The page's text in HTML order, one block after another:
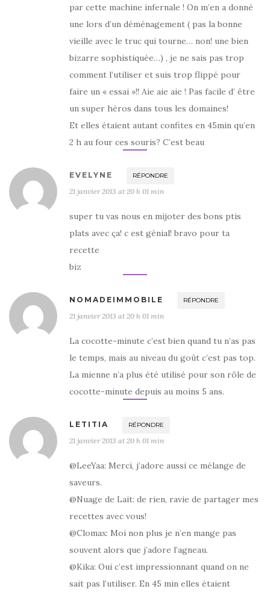
par cette machine infernale ! On m’en a donné
une lors d’un déménagement ( pas la bonne
vieille avec le truc qui tourne… non! une bien
bizarre sophistiquée…) , je ne sais pas trop
comment l’utiliser et suis trop flippé pour
faire un « essai »!! Aie aie aie ! Pas facile d’ être
un super héros dans tous les domaines!
Et elles étaient autant confites en 45min qu’en
2 h au four ces souris? C’est beau
EVELYNE RÉPONDRE
21 janvier 2013 at 20 h 01 min
super tu vas nous en mijoter des bons ptis
plats avec ça! c est génial! bravo pour ta
recette
biz
NOMADEIMMOBILE RÉPONDRE
21 janvier 2013 at 20 h 01 min
La cocotte-minute c’est bien quand tu n’as pas
le temps, mais au niveau du goût c’est pas top.
La mienne n’a plus été utilisé pour son rôle de
cocotte-minute depuis au moins 5 ans.
LETITIA RÉPONDRE
21 janvier 2013 at 20 h 01 min
@LeeYaa: Merci, j’adore aussi ce mélange de
saveurs.
@Nuage de Lait: de rien, ravie de partager mes
recettes avec vous!
@Clomax: Moi non plus je n’en mange pas
souvent alors que j’adore l’agneau.
@Kika: Oui c’est impressionnant quand on ne
sait pas l’utiliser. En 45 min elles étaient